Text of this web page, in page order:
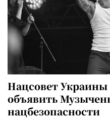
Нацсовет
объявить
нацбезопасности